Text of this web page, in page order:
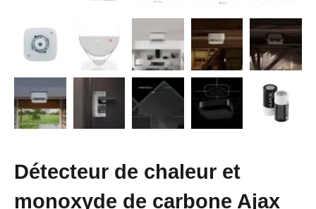
Détecteur de chaleur et
monoxyde de carbone Ajax